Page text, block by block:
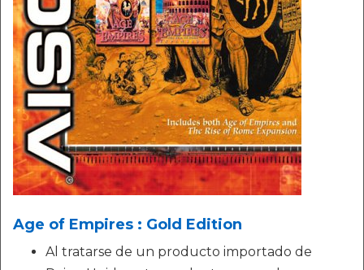
Age of Empires : Gold Edition
Al tratarse de un producto importado de